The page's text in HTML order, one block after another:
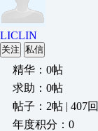
LICLIN
关注 私信
精华：0帖
求助：0帖
帖子：2帖 | 407回
年度积分：0